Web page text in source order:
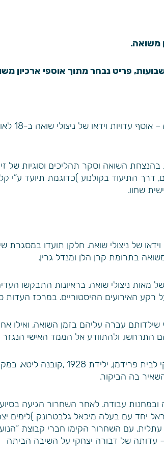
השואה וסקר תהליכים וסוגיות של
התיעוד בקולנוע )כדוגמת תיועד ע”י
שחוו.
של ניצולי שואה. חלקן תועדו במסגרת
בתרומת קרן הלן ומנדל גרין.
מאות ניצולי שואה. בראיונות התבקשו
רקע האירועים ההיסטוריים. במרכז
שילדותם עברה עליהם בזמן השואה, ואילו
ולהתוודע אל הממד האישי הנגזר
מצורף קטע מעדות וידאו של
בה הביקור.
יחד עם בעלה מיכאל גלבטרונק )לימים
המעצר עתלית. עם השחרור הקימו חברי
עדותה של דבורה יצחקי על השיבה הביתה